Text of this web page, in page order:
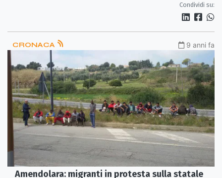
Condividi su:
CRONACA 9 anni fa
Amendolara: migranti in protesta sulla statale